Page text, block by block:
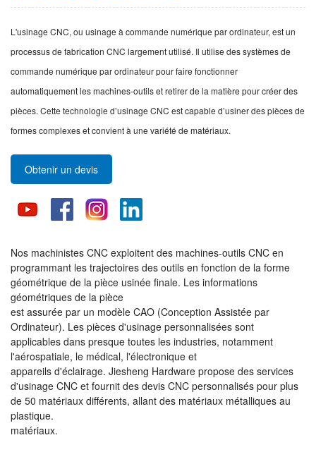
L'usinage CNC, ou usinage à commande numérique par ordinateur, est un
processus de fabrication CNC largement utilisé. Il utilise des systèmes de
commande numérique par ordinateur pour faire fonctionner
automatiquement les machines-outils et retirer de la matière pour créer des
pièces. Cette technologie d’usinage CNC est capable d’usiner des pièces de
formes complexes et convient à une variété de matériaux.
Obtenir un devis
Nos machinistes CNC exploitent des machines-outils CNC en
programmant les trajectoires des outils en fonction de la forme
géométrique de la pièce usinée finale. Les informations
géométriques de la pièce
est assurée par un modèle CAO (Conception Assistée par
Ordinateur). Les pièces d'usinage personnalisées sont
applicables dans presque toutes les industries, notamment
l'aérospatiale, le médical, l'électronique et
appareils d'éclairage. Jiesheng Hardware propose des services
d'usinage CNC et fournit des devis CNC personnalisés pour plus
de 50 matériaux différents, allant des matériaux métalliques au
plastique.
matériaux.